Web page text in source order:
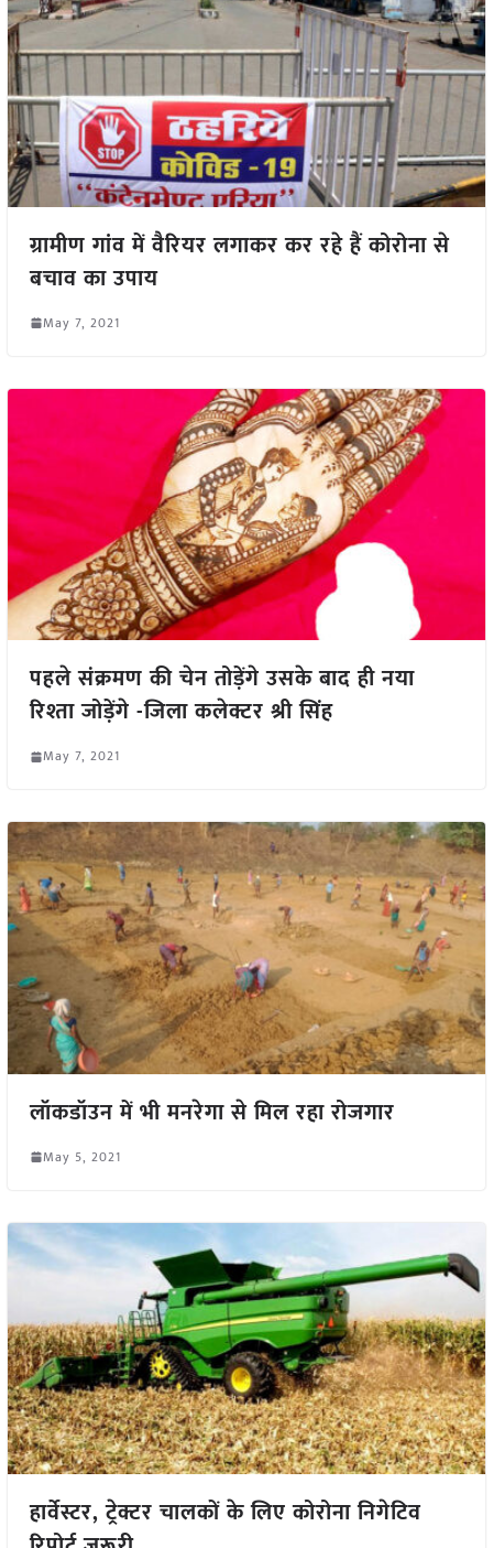
ग्रामीण गांव में वैरियर लगाकर कर रहे हैं कोरोना से
बचाव का उपाय
May 7, 2021
पहले संक्रमण की चेन तोड़ेंगे उसके बाद ही नया
रिश्ता जोड़ेंगे -जिला कलेक्टर श्री सिंह
May 7, 2021
लॉकडॉउन में भी मनरेगा से मिल रहा रोजगार
May 5, 2021
हार्वेस्टर, ट्रेक्टर चालकों के लिए कोरोना निगेटिव